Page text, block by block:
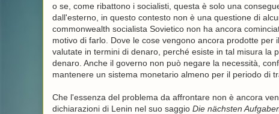
o se, come ribattono i socialisti, questa è solo una
dall'esterno, in questo contesto non è una questione di
commonwealth socialista Sovietico non ha ancora
motivo di farlo. Dove le cose vengono ancora prodotte
valutate in termini di denaro, perché esiste in tal misura la
denaro. Anche il governo non può negare la necessità,
mantenere un sistema monetario almeno per il periodo di
Che l'essenza del problema da affrontare non è ancora
dichiarazioni di Lenin nel suo saggio Die nächsten